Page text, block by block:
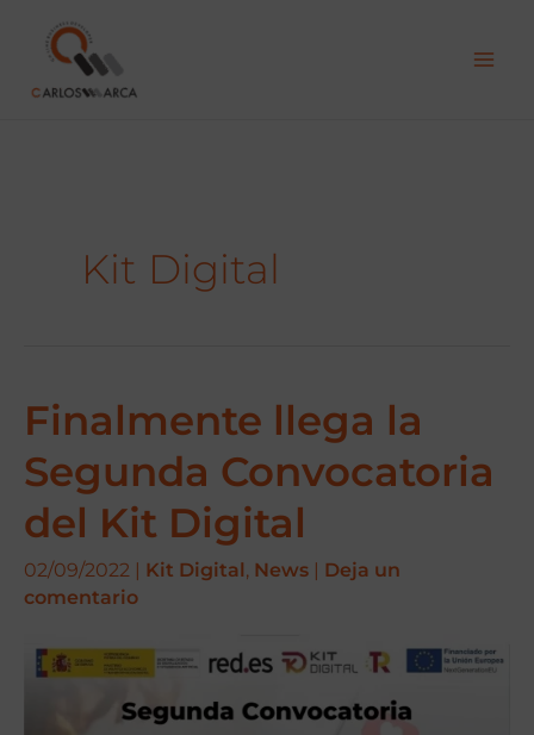
contenido
Kit Digital
Finalmente llega la
Segunda Convocatoria
del Kit Digital
02/09/2022 | Kit Digital, News | Deja un
comentario
Finalmente
llega
la
Segunda
Convocatoria
del